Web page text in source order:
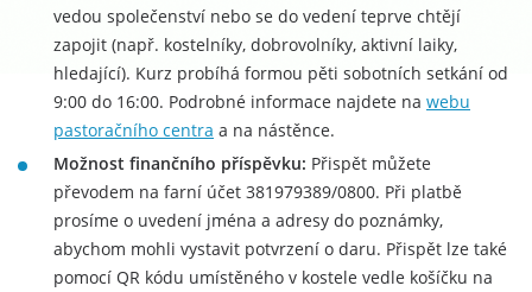
vedou společenství nebo se do vedení teprve chtějí
zapojit (např. kostelníky, dobrovolníky, aktivní laiky,
hledající). Kurz probíhá formou pěti sobotních setkání od
9:00 do 16:00. Podrobné informace najdete na webu
pastoračního centra a na nástěnce.
Možnost finančního příspěvku: Přispět můžete
převodem na farní účet 381979389/0800. Při platbě
prosíme o uvedení jména a adresy do poznámky,
abychom mohli vystavit potvrzení o daru. Přispět lze také
pomocí QR kódu umístěného v kostele vedle košíčku na